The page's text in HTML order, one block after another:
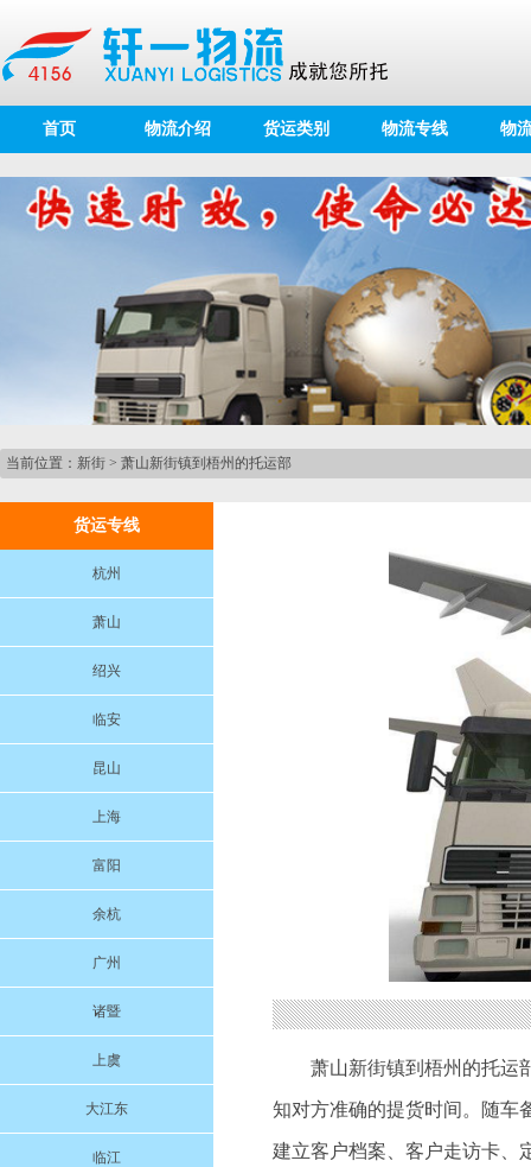
首页 物流介绍 货运类别 物流专线 物
当前位置： 新街 > 萧山新街镇到梧州的托运部
货运专线
杭州
萧山
绍兴
临安
昆山
上海
富阳
余杭
广州
诸暨
上虞
大江东
临江
萧山新街镇到梧州的托运
知对方准确的提货时间。随车
建立客户档案、客户走访卡、